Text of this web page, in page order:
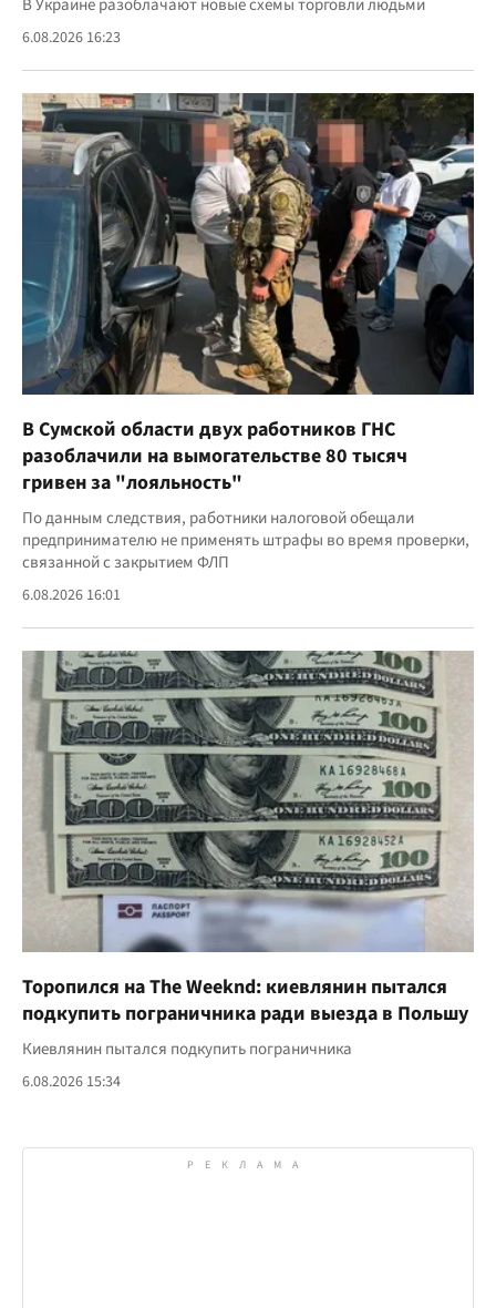
В Украине разоблачают новые схемы торговли людьми
6.08.2026 16:23
В Сумской области двух работников ГНС
разоблачили на вымогательстве 80 тысяч
гривен за "лояльность"
По данным следствия, работники налоговой обещали
предпринимателю не применять штрафы во время проверки,
связанной с закрытием ФЛП
6.08.2026 16:01
Торопился на The Weeknd: киевлянин пытался
подкупить пограничника ради выезда в Польшу
Киевлянин пытался подкупить пограничника
6.08.2026 15:34